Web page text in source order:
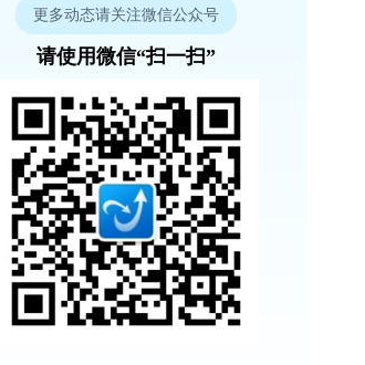
更多动态请关注微信公众号
请使用微信“扫一扫”